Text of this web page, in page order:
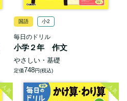
国語 小2
毎日のドリル
小学２年 作文
やさしい・基礎
定価748円(税込)
人気 人気